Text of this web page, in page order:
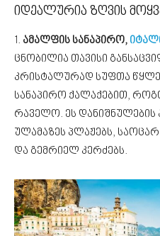
იდეალურია ზღვის
1. ამალფის სანაპირო,
ცნობილია თავისი
კრისტალურად სუფთა
სანაპირო ქალაქებით,
რაველო. ეს
ულამაზეს პლაჟებს, საოცარ
და გემრიელ კერძებს.